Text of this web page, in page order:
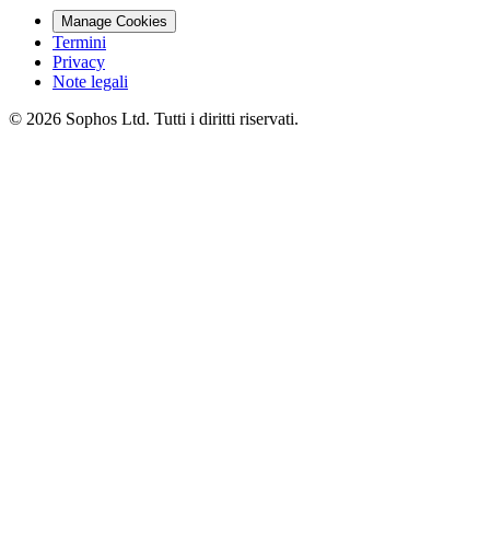
Manage Cookies
Termini
Privacy
Note legali
© 2026 Sophos Ltd. Tutti i diritti riservati.